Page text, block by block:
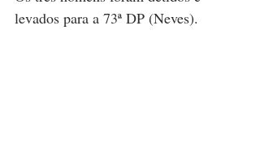
levados para a 73ª DP (Neves).